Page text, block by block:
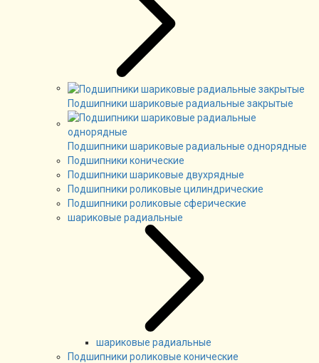
Подшипники шариковые радиальные закрытые
Подшипники шариковые радиальные однорядные
Подшипники конические
Подшипники шариковые двухрядные
Подшипники роликовые цилиндрические
Подшипники роликовые сферические
шариковые радиальные
шариковые радиальные
Подшипники роликовые конические